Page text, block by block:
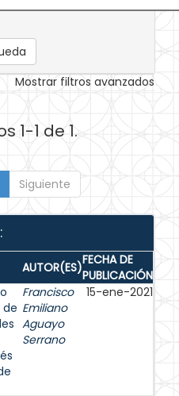
Mostrar filtros avanzados
1-1 de 1.
Siguiente
AUTOR(ES)FECHA DE
PUBLICACIÓN
Francisco
Emiliano
Aguayo
Serrano
15-ene-2021